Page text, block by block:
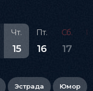
Чт.
15
Пт.
16
Сб.
17
Эстрада Юмор